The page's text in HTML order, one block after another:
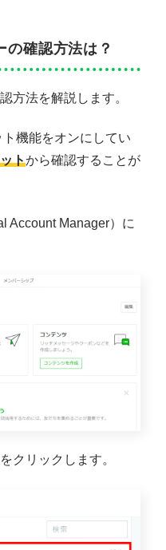
の確認方法は？
方法を解説します。
機能をオンにしてい
トから確認することが
Account Manager）に
クリックします。